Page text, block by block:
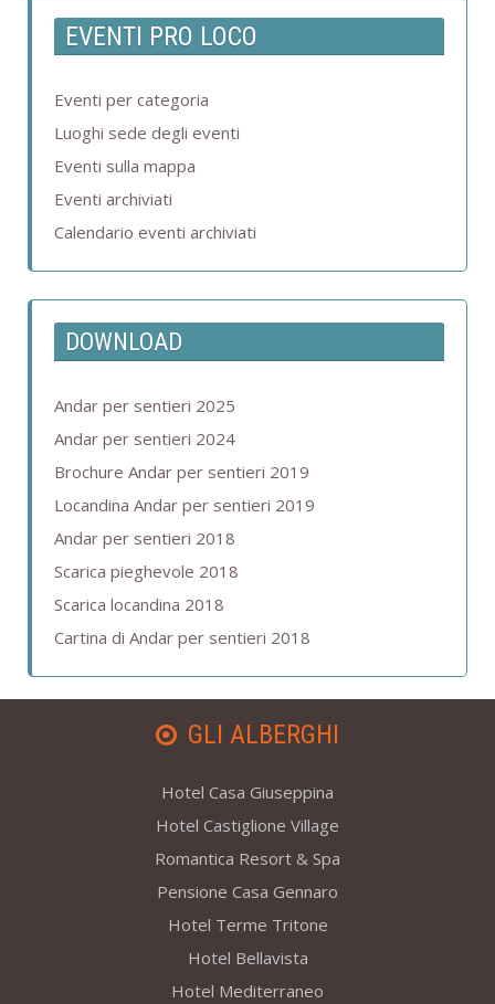
EVENTI PRO LOCO
Eventi per categoria
Luoghi sede degli eventi
Eventi sulla mappa
Eventi archiviati
Calendario eventi archiviati
DOWNLOAD
Andar per sentieri 2025
Andar per sentieri 2024
Brochure Andar per sentieri 2019
Locandina Andar per sentieri 2019
Andar per sentieri 2018
Scarica pieghevole 2018
Scarica locandina 2018
Cartina di Andar per sentieri 2018
GLI ALBERGHI
Hotel Casa Giuseppina
Hotel Castiglione Village
Romantica Resort & Spa
Pensione Casa Gennaro
Hotel Terme Tritone
Hotel Bellavista
Hotel Mediterraneo